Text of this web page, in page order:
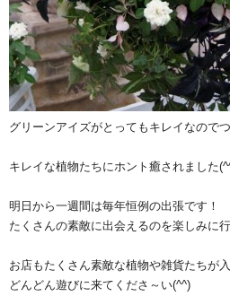
グリーンアイズがとってもキレイなので
キレイな植物たちにホント癒されました
明日から一週間は毎年恒例の出張です！
たくさんの素敵に出会えるのを楽しみに
お店もたくさん素敵な植物や雑貨たちが
どんどん遊びに来てくださ～い(^^)